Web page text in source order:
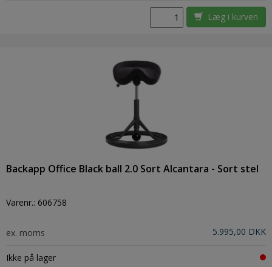
Læg i kurven
Backapp Office Black ball 2.0 Sort Alcantara - Sort stel
Varenr.: 606758
ex. moms 5.995,00 DKK
Ikke på lager